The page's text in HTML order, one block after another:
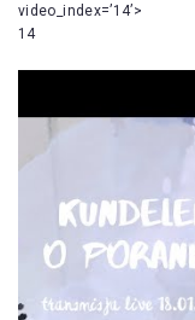
video_index=’14’>
14